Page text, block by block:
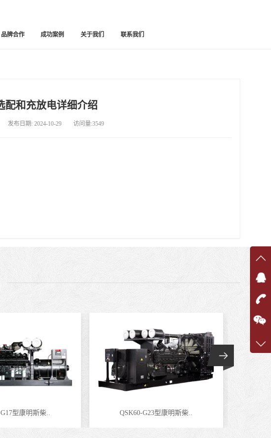
品牌合作 成功案例 关于我们 联系我们
配和充放电详细介绍
发布日期: 2024-10-29 访问量:3549
型康明斯柴.. QSK60-G23型康明斯柴..
在线
在
咨询
客服